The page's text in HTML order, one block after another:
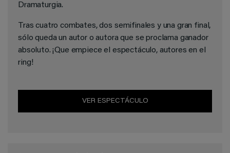
Dramaturgia.
Tras cuatro combates, dos semifinales y una gran final,
sólo queda un autor o autora que se proclama ganador
absoluto. ¡Que empiece el espectáculo, autores en el
ring!
VER ESPECTÁCULO